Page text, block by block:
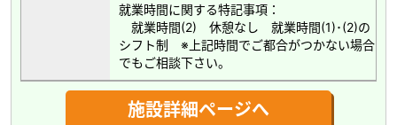
就業時間に関する特記事項：
就業時間(2) 休憩なし 就業時間(1)･(2)の
シフト制 ※上記時間でご都合がつかない場合
でもご相談下さい。
施設詳細ページへ